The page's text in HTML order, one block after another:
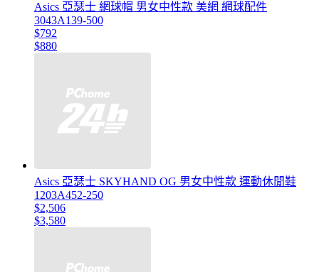
Asics 亞瑟士 網球帽 男女中性款 美網 網球配件
3043A139-500
$792
$880
Asics 亞瑟士 SKYHAND OG 男女中性款 運動休閒鞋
1203A452-250
$2,506
$3,580